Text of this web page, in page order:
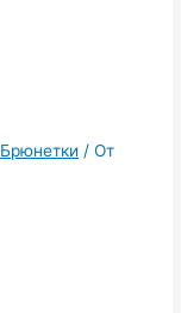
Брюнетки / От